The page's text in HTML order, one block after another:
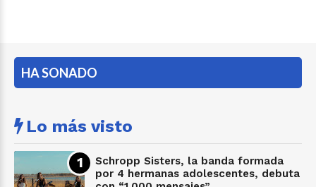
HA SONADO
Lo más visto
Schropp Sisters, la banda formada
por 4 hermanas adolescentes, debuta